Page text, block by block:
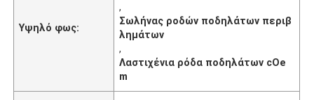
Υψηλό φως:
,
Σωλήνας ροδών ποδηλάτων περιβ
λημάτων
,
Λαστιχένια ρόδα ποδηλάτων cOe
m